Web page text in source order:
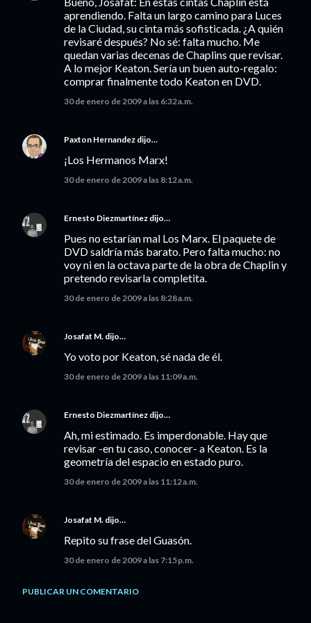
aprendiendo. Falta un largo camino para Luces
de la Ciudad, su cinta más sofisticada. ¿A quién
revisaré después? No sé: falta mucho. Me
quedan varias decenas de Chaplins que revisar.
A lo mejor Keaton. Sería un buen auto-regalo:
comprar finalmente todo Keaton en DVD.
30 de enero de 2009 a las 6:32 a.m.
Paxton Hernandez dijo…
¡Los Hermanos Marx!
30 de enero de 2009 a las 8:12 a.m.
Ernesto Diezmartínez dijo…
Pues no estarían mal Los Marx. El paquete de
DVD saldría más barato. Pero falta mucho: no
voy ni en la octava parte de la obra de Chaplin y
pretendo revisarla completita.
30 de enero de 2009 a las 8:28 a.m.
Josafat M. dijo…
Yo voto por Keaton, sé nada de él.
30 de enero de 2009 a las 11:09 a.m.
Ernesto Diezmartínez dijo…
Ah, mi estimado. Es imperdonable. Hay que
revisar -en tu caso, conocer- a Keaton. Es la
geometría del espacio en estado puro.
30 de enero de 2009 a las 11:12 a.m.
Josafat M. dijo…
Repito su frase del Guasón.
30 de enero de 2009 a las 7:15 p.m.
PUBLICAR UN COMENTARIO